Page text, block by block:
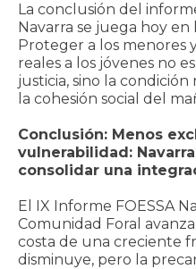
La conclusión del
Navarra se juega hoy
Proteger a los menores
reales a los jóvenes no
justicia, sino la
la cohesión social del
Conclusión: Menos
vulnerabilidad:
consolidar una
El IX Informe FOESSA
Comunidad Foral
costa de una creciente
disminuye, pero la